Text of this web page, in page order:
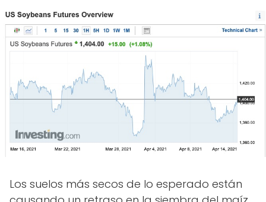
Los suelos más secos de lo esperado están